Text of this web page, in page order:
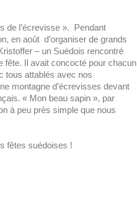
de l’écrevisse ». Pendant
en août d’organiser de grands
– un Suédois rencontré
fête. Il avait concocté pour chacun
tous attablés avec nos
montagne d’écrevisses devant
« Mon beau sapin », par
à peu près simple que nous
fêtes suédoises !